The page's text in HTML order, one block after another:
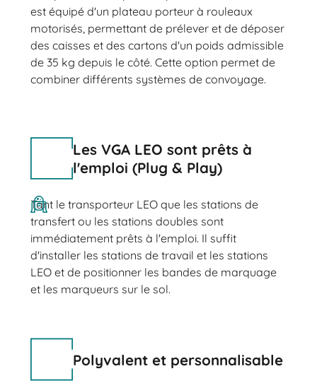
est équipé d'un plateau porteur à rouleaux
motorisés, permettant de prélever et de déposer
des caisses et des cartons d'un poids admissible
de 35 kg depuis le côté. Cette option permet de
combiner différents systèmes de convoyage.
Les VGA LEO sont prêts à
l'emploi (Plug & Play)
Tant le transporteur LEO que les stations de
transfert ou les stations doubles sont
immédiatement prêts à l'emploi. Il suffit
d'installer les stations de travail et les stations
LEO et de positionner les bandes de marquage
et les marqueurs sur le sol.
Polyvalent et personnalisable